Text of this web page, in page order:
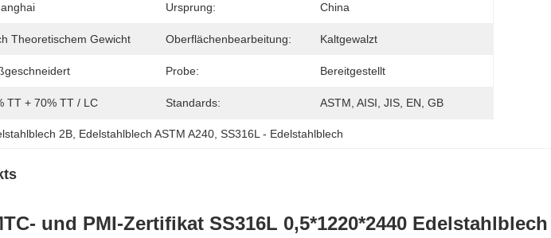
Ursprung: China
Theoretischem Gewicht Oberflächenbearbeitung: Kaltgewalzt
Probe: Bereitgestellt
TT + 70% TT / LC Standards: ASTM, AISI, JIS, EN, GB
2B, Edelstahlblech ASTM A240, SS316L - Edelstahlblech
und PMI-Zertifikat SS316L 0,5*1220*2440 Edelstahlblech